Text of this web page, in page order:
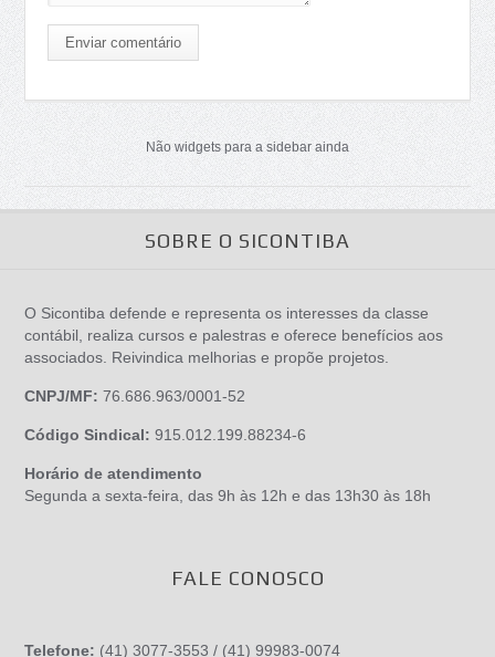
Enviar comentário
Não widgets para a sidebar ainda
SOBRE O SICONTIBA
O Sicontiba defende e representa os interesses da classe
contábil, realiza cursos e palestras e oferece benefícios aos
associados. Reivindica melhorias e propõe projetos.
CNPJ/MF: 76.686.963/0001-52
Código Sindical: 915.012.199.88234-6
Horário de atendimento
Segunda a sexta-feira, das 9h às 12h e das 13h30 às 18h
FALE CONOSCO
Telefone: (41) 3077-3553 / (41) 99983-0074